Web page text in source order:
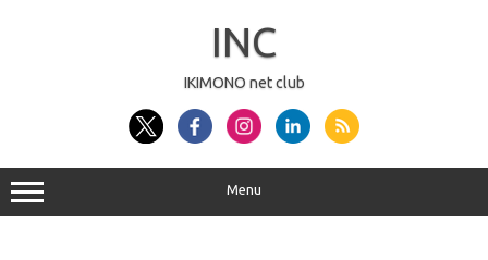
INC
IKIMONO net club
Menu